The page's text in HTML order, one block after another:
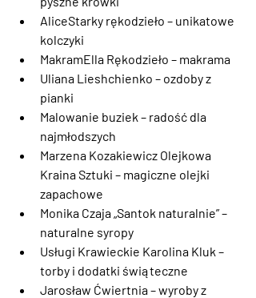
AliceStarky rękodzieło – unikatowe
kolczyki
MakramElla Rękodzieło – makrama
Uliana Lieshchienko – ozdoby z
pianki
Malowanie buziek – radość dla
najmłodszych
Marzena Kozakiewicz Olejkowa
Kraina Sztuki – magiczne olejki
zapachowe
Monika Czaja „Santok naturalnie” –
naturalne syropy
Usługi Krawieckie Karolina Kluk –
torby i dodatki świąteczne
Jarosław Ćwiertnia – wyroby z